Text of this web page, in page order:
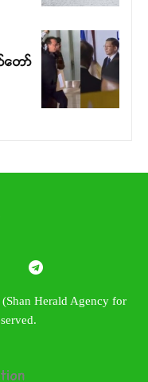
တော်
Herald Agency for